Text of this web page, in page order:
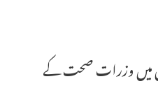
میں وزرات صحت کے